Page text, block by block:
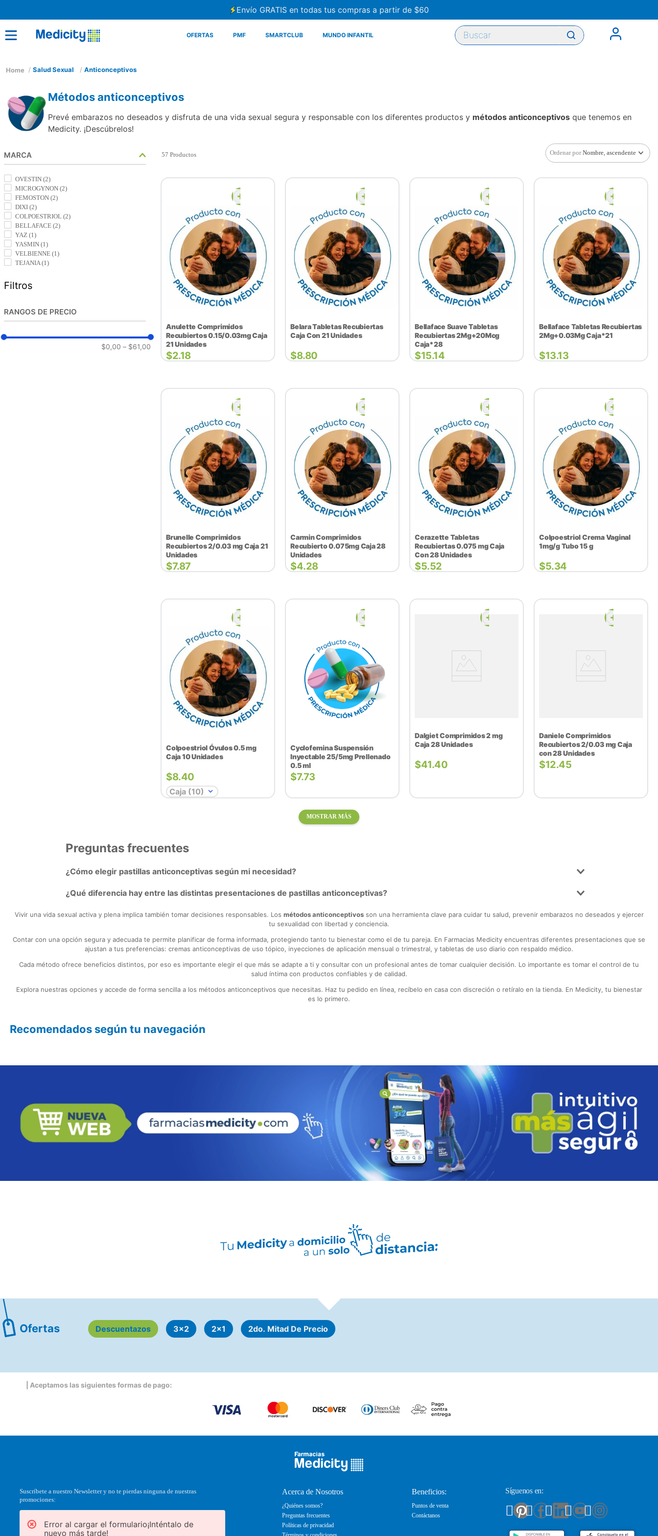
Envío GRATIS en todas tus compras a partir de $60
OFERTAS PMF SMARTCLUB MUNDO INFANTIL
Buscar
Salud Sexual Anticonceptivos
Métodos anticonceptivos
Prevé embarazos no deseados y disfruta de una vida sexual segura y responsable con los diferentes productos y métodos anticonceptivos que tenemos en
Medicity. ¡Descúbrelos!
Filtros
MARCA
OVESTIN (2)
MICROGYNON (2)
FEMOSTON (2)
DIXI (2)
COLPOESTRIOL (2)
BELLAFACE (2)
YAZ (1 )
YASMIN (1 )
VELBIENNE (1 )
TEJANIA (1 )
RANGOS DE PRECIO
$0,00 – $61,00
57 Productos Ordenar por Nombre, ascendente
Anulette Comprimidos
Recubiertos 0.15/0.03mg Caja
21 Unidades
$2.18
Belara Tabletas Recubiertas
Caja Con 21 Unidades
$8.80
Bellaface Suave Tabletas
Recubiertas 2Mg+20Mcg
Caja*28
$15.14
Bellaface Tabletas Recubiertas
2Mg+0.03Mg Caja*21
$13.13
Brunelle Comprimidos
Recubiertos 2/0.03 mg Caja 21
Unidades
$7.87
Carmin Comprimidos
Recubierto 0.075mg Caja 28
Unidades
$4.28
Cerazette Tabletas
Recubiertas 0.075 mg Caja
Con 28 Unidades
$5.52
Colpoestriol Crema Vaginal
1mg/g Tubo 15 g
$5.34
Colpoestriol Óvulos 0.5 mg
Caja 10 Unidades
$8.40
Caja (10)
Cyclofemina Suspensión
Inyectable 25/5mg Prellenado
0.5 ml
$7.73
Dalgiet Comprimidos 2 mg
Caja 28 Unidades
$41.40
Daniele Comprimidos
Recubiertos 2/0.03 mg Caja
con 28 Unidades
$12.45
MOSTRAR MÁS
Preguntas frecuentes
¿Cómo elegir pastillas anticonceptivas según mi necesidad?
¿Qué diferencia hay entre las distintas presentaciones de pastillas anticonceptivas?
Vivir una vida sexual activa y plena implica también tomar decisiones responsables. Los métodos anticonceptivosson una herramienta clave para cuidar tu salud, prevenir embarazos no deseados y ejercer
tu sexualidad con libertad y conciencia.
Contar con una opción segura y adecuada te permite planificar de forma informada, protegiendo tanto tu bienestar como el de tu pareja. En Farmacias Medicity encuentras diferentes presentaciones que se
ajustan a tus preferencias: cremas anticonceptivas de uso tópico, inyecciones de aplicación mensual o trimestral, y tabletas de uso diario con respaldo médico.
Cada método ofrece beneficios distintos, por eso es importante elegir el que más se adapte a ti y consultar con un profesional antes de tomar cualquier decisión. Lo importante es tomar el control de tu
salud íntima con productos confiables y de calidad.
Explora nuestras opciones y accede de forma sencilla a los métodos anticonceptivos que necesitas. Haz tu pedido en línea, recíbelo en casa con discreción o retíralo en la tienda. En Medicity, tu bienestar
es lo primero.
Recomendados según tu navegación
Ofertas Descuentazos 3x2 2x1 2do. Mitad De Precio
| Aceptamos las siguientes formas de pago:
Suscríbete a nuestro Newsletter y no te pierdas ninguna de nuestras
promociones:
Error al cargar el formulario¡Inténtalo de
nuevo más tarde!
Acerca de Nosotros
¿Quiénes somos?
Preguntas frecuentes
Políticas de privacidad
Beneficios:
Puntos de venta
Contáctanos
Síguenos en: